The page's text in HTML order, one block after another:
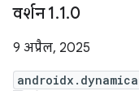
वर्शन 1.1.0
9 अप्रैल, 2025